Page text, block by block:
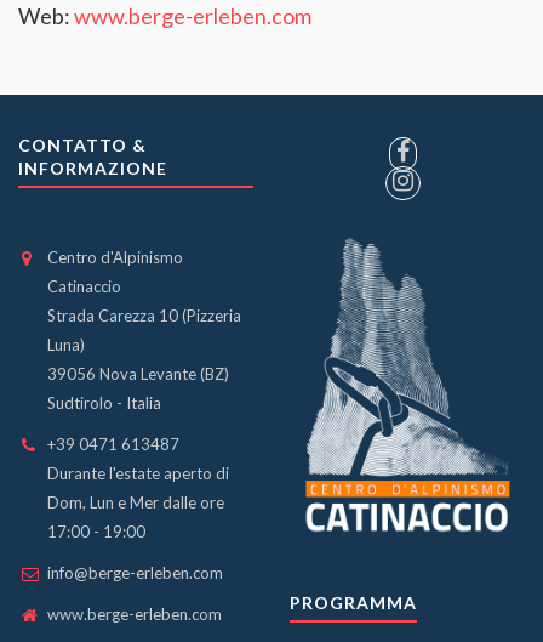
Web:www.berge-erleben.com
CONTATTO &
INFORMAZIONE
Centro d'Alpinismo
Catinaccio
Strada Carezza 10 (Pizzeria
Luna)
39056 Nova Levante (BZ)
Sudtirolo - Italia
+39 0471 613487
Durante l'estate aperto di
Dom, Lun e Mer dalle ore
17:00 - 19:00
info@berge-erleben.com
www.berge-erleben.com
PROGRAMMA